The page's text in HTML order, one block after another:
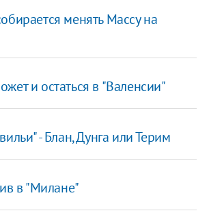
менять Массу на
и остаться в "Валенсии"
- Блан, Дунга или Терим
в "Милане"